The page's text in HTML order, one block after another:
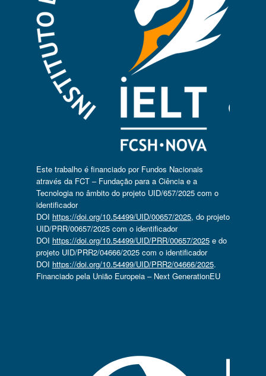
Este trabalho é financiado por Fundos Nacionais
através da FCT – Fundação para a Ciência e a
Tecnologia no âmbito do projeto UID/657/2025 com o
identificador
DOI https://doi.org/10.54499/UID/00657/2025, do projeto
UID/PRR/00657/2025 com o identificador
DOI https://doi.org/10.54499/UID/PRR/00657/2025e do
projeto UID/PRR2/04666/2025 com o identificador
DOI https://doi.org/10.54499/UID/PRR2/04666/2025.
Financiado pela União Europeia – Next GenerationEU